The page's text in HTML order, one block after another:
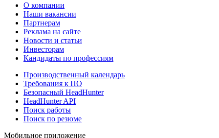
О компании
Наши вакансии
Партнерам
Реклама на сайте
Новости и статьи
Инвесторам
Кандидаты по профессиям
Производственный календарь
Требования к ПО
Безопасный HeadHunter
HeadHunter API
Поиск работы
Поиск по резюме
Мобильное приложение